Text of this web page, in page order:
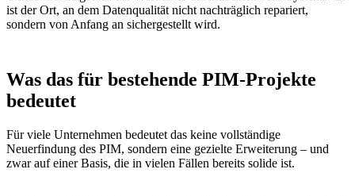
ist der Ort, an dem Datenqualität nicht nachträglich repariert,
sondern von Anfang an sichergestellt wird.
Was das für bestehende PIM-Projekte
bedeutet
Für viele Unternehmen bedeutet das keine vollständige
Neuerfindung des PIM, sondern eine gezielte Erweiterung – und
zwar auf einer Basis, die in vielen Fällen bereits solide ist.